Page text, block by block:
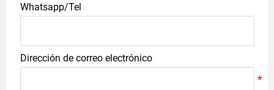
Whatsapp/Tel
Dirección de correo electrónico